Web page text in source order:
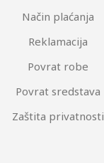
Način plaćanja
Reklamacija
Povrat robe
Povrat sredstava
Zaštita privatnosti